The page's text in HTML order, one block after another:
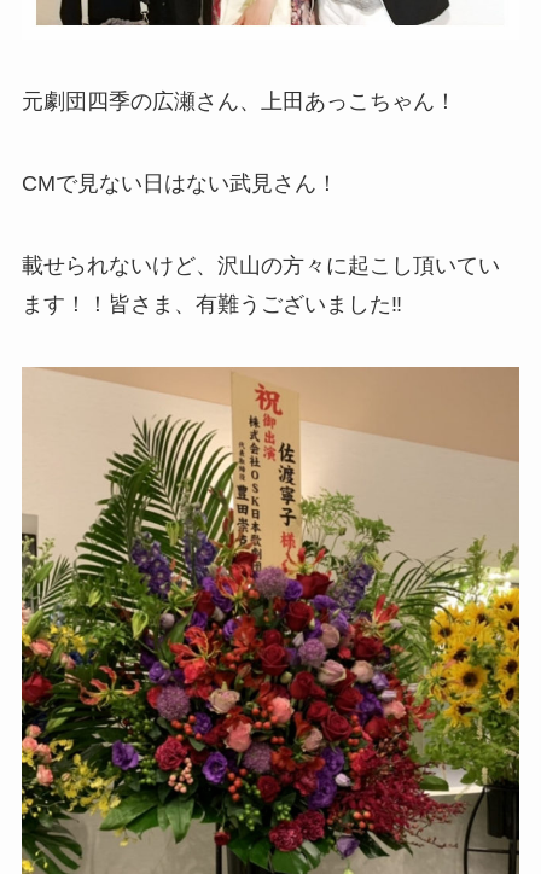
元劇団四季の広瀬さん、上田あっこちゃん！
CMで見ない日はない武見さん！
載せられないけど、沢山の方々に起こし頂いてい
ます！！皆さま、有難うございました‼️